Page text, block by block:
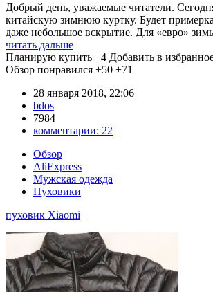
Добрый день, уважаемые читатели.
китайскую зимнюю куртку. Будет
даже небольшое вскрытие. Для «евро»
читать дальше
Планирую купить +4 Добавить в
Обзор понравился +50 +71
28 января 2018, 22:06
bdos
7984
комментарии: 22
Обзор
AliExpress
Мужская одежда
Пуховики
пуховик Xiaomi